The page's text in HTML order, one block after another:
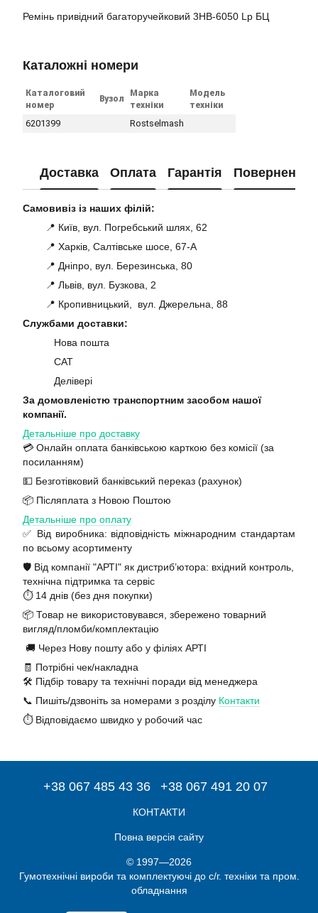
Ремінь привідний багаторучейковий 3НВ-6050 Lp БЦ
Каталожні номери
Каталоговий
номер
Вузол
Марка
техніки
Модель
техніки
6201399 Rostselmash
Доставка Оплата Гарантія Повернення
Самовивіз із наших філій:
📍 Київ, вул. Погребський шлях, 62
📍 Харків, Салтівське шосе, 67-А
📍 Дніпро, вул. Березинська, 80
📍 Львів, вул. Бузкова, 2
📍 Кропивницький, вул. Джерельна, 88
Службами доставки:
Нова пошта
САТ
Делівері
За домовленістю транспортним засобом нашої
компанії.
Детальніше про доставку
💳 Онлайн оплата банківською карткою без комісії (за
посиланням)
💵 Безготівковий банківський переказ (рахунок)
📦 Післяплата з Новою Поштою
Детальніше про оплату
✅ Від виробника: відповідність міжнародним стандартам
по всьому асортименту
🛡️ Від компанії "АРТІ" як дистриб’ютора: вхідний контроль,
технічна підтримка та сервіс
⏱️ 14 днів (без дня покупки)
📦 Товар не використовувався, збережено товарний
вигляд/пломби/комплектацію
🚚 Через Нову пошту або у філіях АРТІ
🧾 Потрібні чек/накладна
🛠️ Підбір товару та технічні поради від менеджера
📞 Пишіть/дзвоніть за номерами з розділу Контакти
⏱️ Відповідаємо швидко у робочий час
+38 067 485 43 36 +38 067 491 20 07
КОНТАКТИ
Повна версія сайту
© 1997—2026
Гумотехнічні вироби та комплектуючі до с/г. техніки та пром.
обладнання